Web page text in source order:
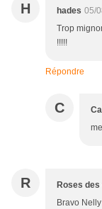
H hades 05/
Trop
!!!!!
Répondre
C
R Roses
Bravo